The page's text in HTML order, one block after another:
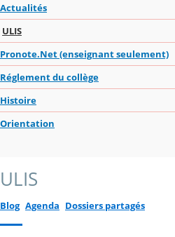
Actualités
ULIS
Pronote.Net (enseignant seulement)
Réglement du collège
Histoire
Orientation
ULIS
Blog Agenda Dossiers partagés